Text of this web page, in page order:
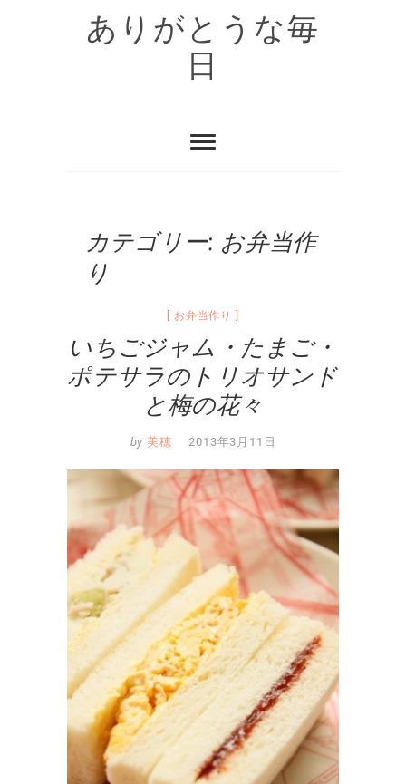
ありがとうな毎
日
カテゴリー: お弁当作
り
お弁当作り
いちごジャム・たまご・
ポテサラのトリオサンド
と梅の花々
by 美穂 2013年3月11日